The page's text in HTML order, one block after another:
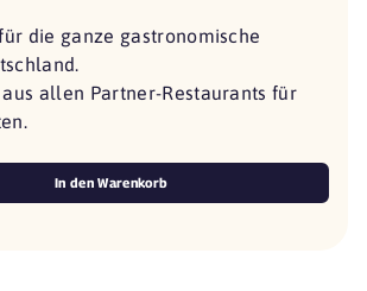
die ganze gastronomische
allen Partner-Restaurants für
In den Warenkorb